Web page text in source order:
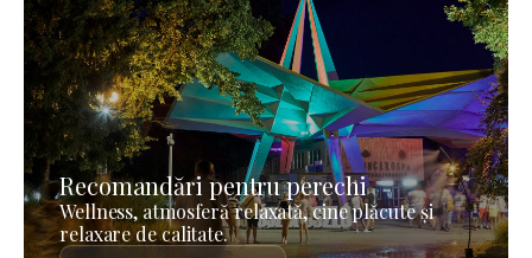
Recomandări pentru perechi
Wellness, atmosferă relaxată, cine plăcute și
relaxare de calitate.